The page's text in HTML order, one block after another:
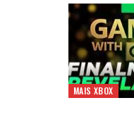
MAIS XBOX